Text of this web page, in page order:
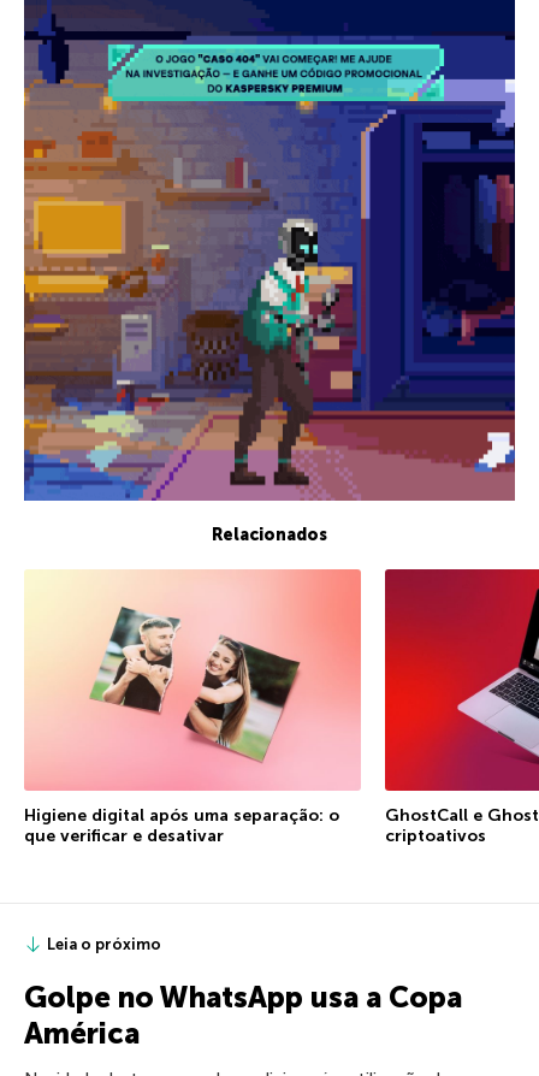
Relacionados
Higiene digital após uma separação: o
que verificar e desativar
GhostCall e
criptoativos
Leia o próximo
Golpe no WhatsApp usa a Copa
América